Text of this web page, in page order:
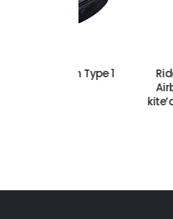
Ride Engine
Airbox
kite’a